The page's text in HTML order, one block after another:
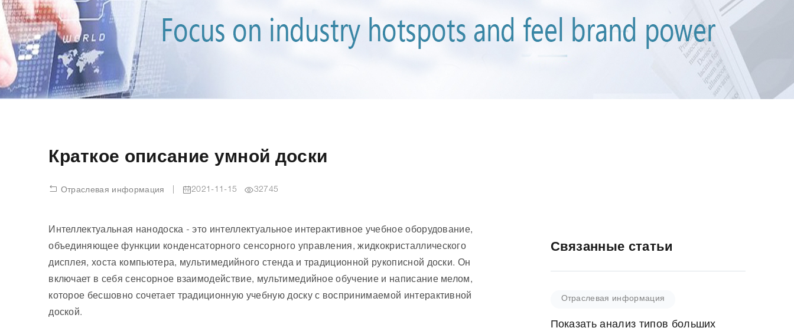
Краткое описание умной доски
Отраслевая информация 2021-11-15 32745
Интеллектуальная нанодоска - это интеллектуальное интерактивное учебное оборудование,
объединяющее функции конденсаторного сенсорного управления, жидкокристаллического
дисплея, хоста компьютера, мультимедийного стенда и традиционной рукописной доски. Он
включает в себя сенсорное взаимодействие, мультимедийное обучение и написание мелом,
которое бесшовно сочетает традиционную учебную доску с воспринимаемой интерактивной
доской.
Связанные статьи
Отраслевая информация
Показать анализ типов больших